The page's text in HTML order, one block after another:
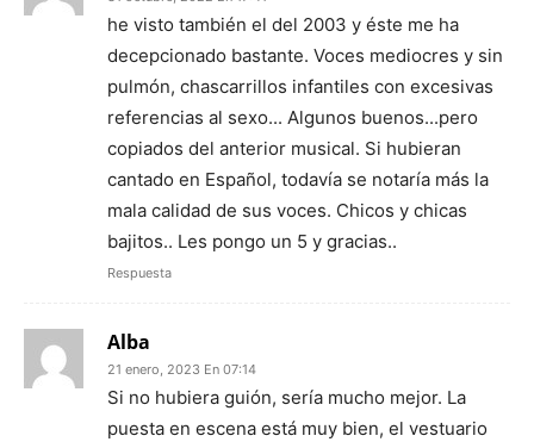
he visto también el del 2003 y éste me ha
decepcionado bastante. Voces mediocres y sin
pulmón, chascarrillos infantiles con excesivas
referencias al sexo... Algunos buenos...pero
copiados del anterior musical. Si hubieran
cantado en Español, todavía se notaría más la
mala calidad de sus voces. Chicos y chicas
bajitos.. Les pongo un 5 y gracias..
Respuesta
Alba
21 enero, 2023 En 07:14
Si no hubiera guión, sería mucho mejor. La
puesta en escena está muy bien, el vestuario